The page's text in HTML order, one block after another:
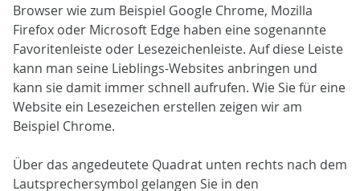
Browser wie zum Beispiel Google Chrome, Mozilla
Firefox oder Microsoft Edge haben eine sogenannte
Favoritenleiste oder Lesezeichenleiste. Auf diese Leiste
kann man seine Lieblings-Websites anbringen und
kann sie damit immer schnell aufrufen. Wie Sie für eine
Website ein Lesezeichen erstellen zeigen wir am
Beispiel Chrome.
Über das angedeutete Quadrat unten rechts nach dem
Lautsprechersymbol gelangen Sie in den